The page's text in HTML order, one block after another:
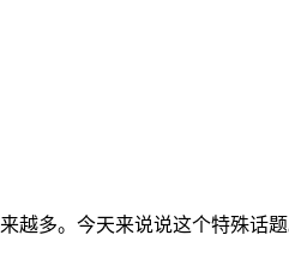
越多。今天来说说这个特殊话题